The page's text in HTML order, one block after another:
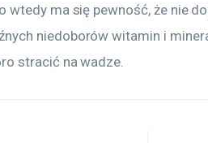
wtedy ma się pewność, że nie
niedoborów witamin i
stracić na wadze.